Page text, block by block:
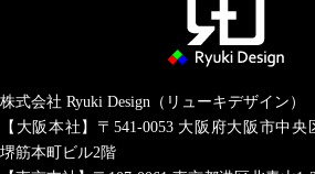
株式会社 Ryuki Design（リューキデザイン）
【大阪本社】〒541-0053大阪府大阪市中央
堺筋本町ビル2階